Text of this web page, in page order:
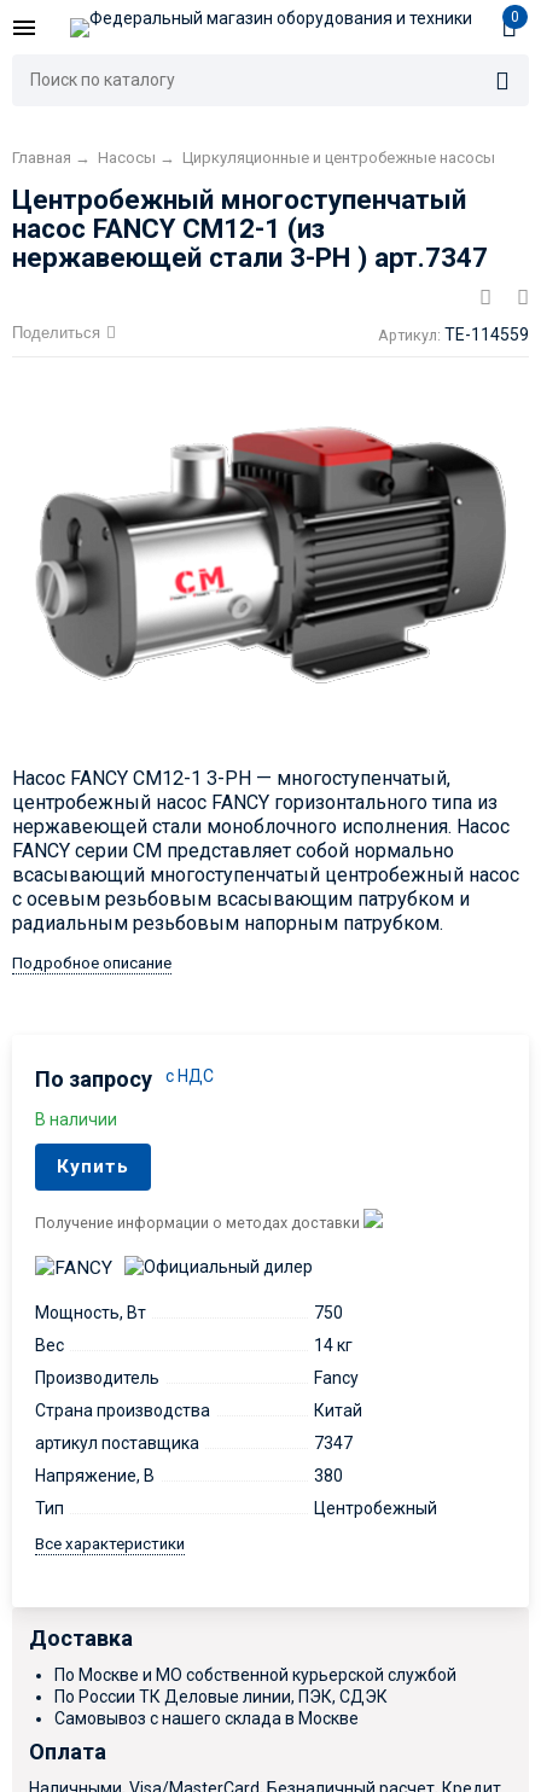
0
Главная → Насосы → Циркуляционные и центробежные насосы
Центробежный многоступенчатый
насос FANCY CM12-1 (из
нержавеющей стали 3-PH ) арт.7347
Поделиться Артикул: TE-114559
Насос FANCY CM12-1 3-PH — многоступенчатый,
центробежный насос FANCY горизонтального типа из
нержавеющей стали моноблочного исполнения. Насос
FANCY серии CM представляет собой нормально
всасывающий многоступенчатый центробежный насос
с осевым резьбовым всасывающим патрубком и
радиальным резьбовым напорным патрубком.
Подробное описание
По запросу с НДС
В наличии
Купить
Получение информации о методах доставки
Мощность, Вт
750
Вес
14 кг
Производитель
Fancy
Страна производства
Китай
артикул поставщика
7347
Напряжение, В
380
Тип
Центробежный
Все характеристики
Доставка
По Москве и МО собственной курьерской службой
По России ТК Деловые линии, ПЭК, СДЭК
Самовывоз с нашего склада в Москве
Оплата